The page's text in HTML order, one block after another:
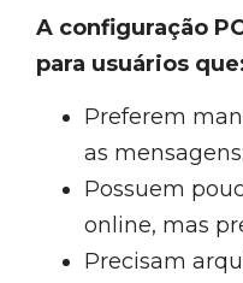
A configuração
para usuários
Preferem
as mensagens;
Possuem
online, mas
Precisam